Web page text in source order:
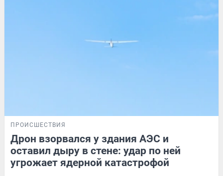
ПРОИСШЕСТВИЯ
Дрон взорвался у здания АЭС и
оставил дыру в стене: удар по ней
угрожает ядерной катастрофой